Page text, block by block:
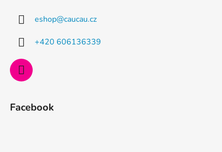
eshop@caucau.cz
+420 606136339
Facebook